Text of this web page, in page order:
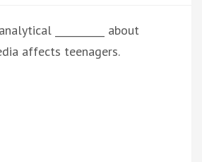
__________ about
affects teenagers.